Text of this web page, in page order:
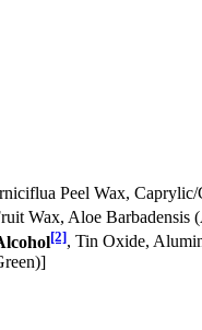
Peel Wax,
Wax, Aloe Barbadensis
[2], Tin Oxide,